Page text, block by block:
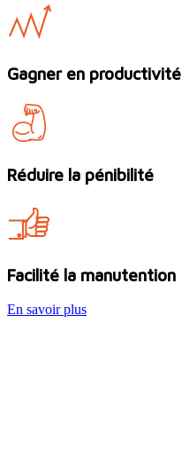
Gagner en productivité
Réduire la pénibilité
Facilité la manutention
En savoir plus